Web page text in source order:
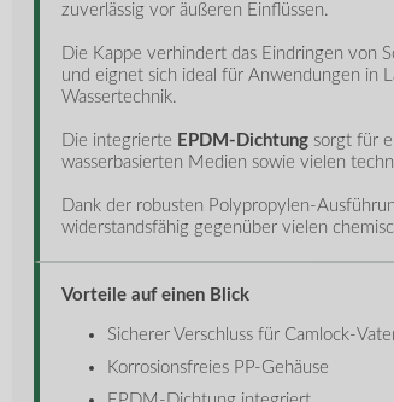
zuverlässig vor äußeren Einflüssen.
Die Kappe verhindert das Eindringen von
und eignet sich ideal für Anwendungen in
Wassertechnik.
Die integrierte EPDM-Dichtung sorgt für
wasserbasierten Medien sowie vielen
Dank der robusten Polypropylen-
widerstandsfähig gegenüber vielen
Vorteile auf einen Blick
Sicherer Verschluss für Camlock-
Korrosionsfreies PP-Gehäuse